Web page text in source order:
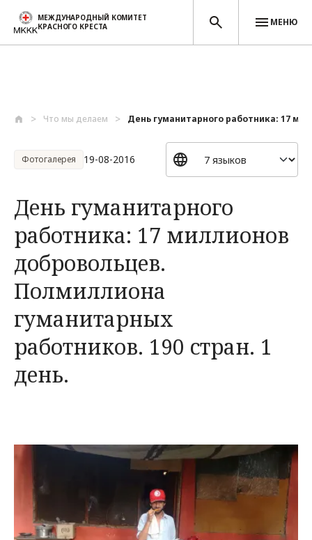
МЕЖДУНАРОДНЫЙ КОМИТЕТ
КРАСНОГО КРЕСТА
МЕНЮ
Что мы делаем День гуманитарного работника: 17
Фотогалерея 19-08-2016
День гуманитарного
работника: 17 миллионов
добровольцев.
Полмиллиона
гуманитарных
работников. 190 стран. 1
день.